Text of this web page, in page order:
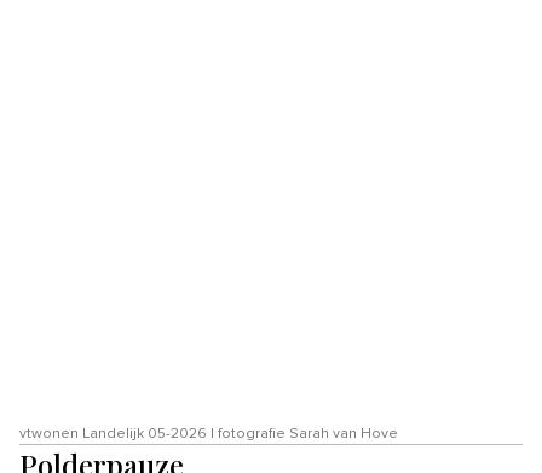
vtwonen Landelijk 05-2026 | fotografie Sarah van Hove
Polderpauze